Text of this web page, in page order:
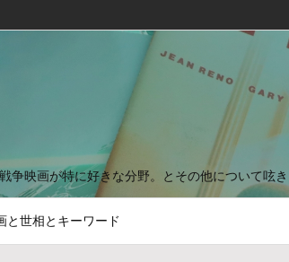
映画が特に好きな分野。とその他について呟き
と世相とキーワード